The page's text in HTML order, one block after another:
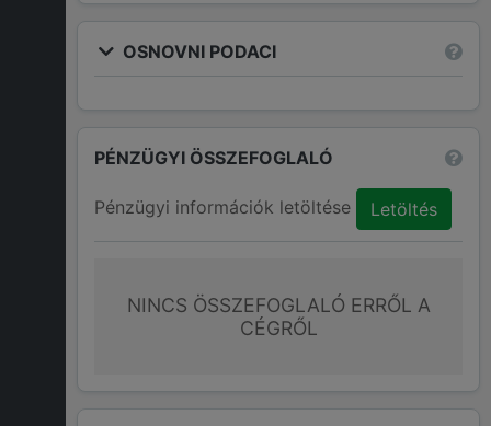
OSNOVNI PODACI
PÉNZÜGYI ÖSSZEFOGLALÓ
Pénzügyi információk letöltése Letöltés
NINCS ÖSSZEFOGLALÓ ERRŐL A
CÉGRŐL